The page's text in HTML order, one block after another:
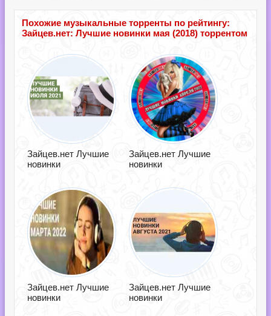
Похожие музыкальные торренты по рейтингу:
Зайцев.нет: Лучшие новинки мая (2018) торрентом
Зайцев.нет Лучшие
новинки
Зайцев.нет Лучшие
новинки
Зайцев.нет Лучшие
новинки
Зайцев.нет Лучшие
новинки